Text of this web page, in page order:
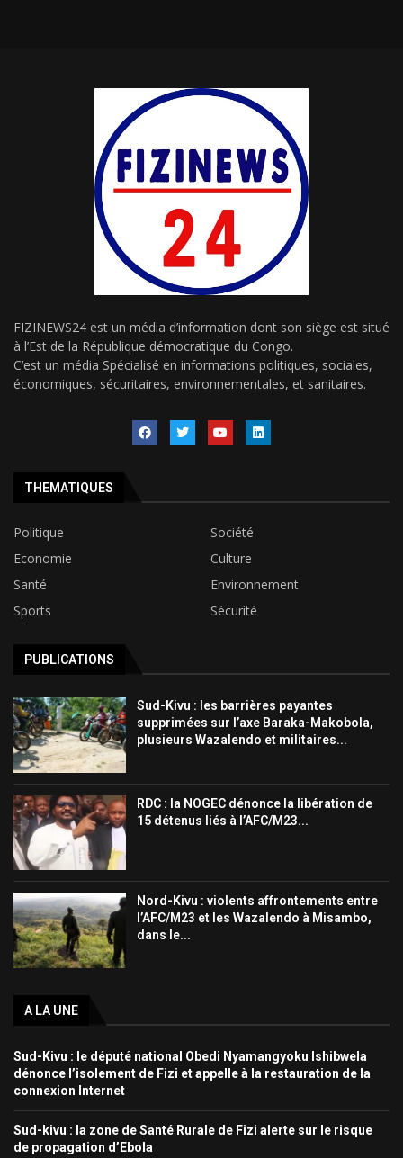
FIZINEWS24 est un média d’information dont son siège est situé
à l’Est de la République démocratique du Congo.
C’est un média Spécialisé en informations politiques, sociales,
économiques, sécuritaires, environnementales, et sanitaires.
THEMATIQUES
Politique
Société
Economie
Culture
Santé
Environnement
Sports
Sécurité
PUBLICATIONS
Sud-Kivu : les barrières payantes
supprimées sur l’axe Baraka-Makobola,
plusieurs Wazalendo et militaires...
RDC : la NOGEC dénonce la libération de
15 détenus liés à l’AFC/M23...
Nord-Kivu : violents affrontements entre
l’AFC/M23 et les Wazalendo à Misambo,
dans le...
A LA UNE
Sud-Kivu : le député national Obedi Nyamangyoku Ishibwela
dénonce l’isolement de Fizi et appelle à la restauration de la
connexion Internet
Sud-kivu : la zone de Santé Rurale de Fizi alerte sur le risque
de propagation d’Ebola